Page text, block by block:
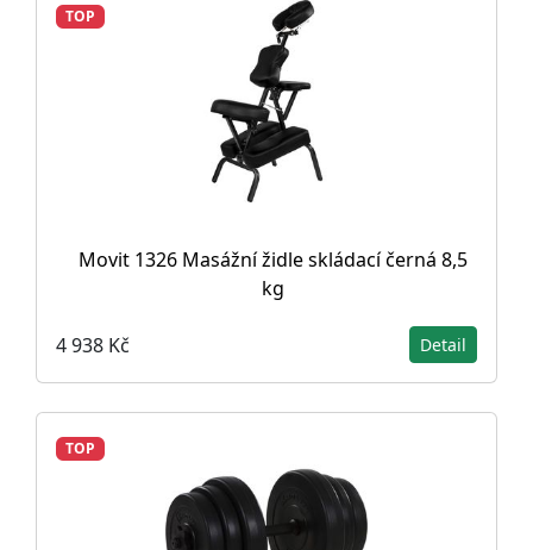
TOP
Movit 1326 Masážní židle skládací černá 8,5
kg
4 938 Kč Detail
TOP